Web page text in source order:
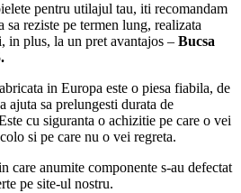
pentru utilajul tau, iti recomandam
sa reziste pe termen lung, realizata
in plus, la un pret avantajos – Bucsa
in Europa este o piesa fiabila, de
ajuta sa prelungesti durata de
cu siguranta o achizitie pe care o vei
si pe care nu o vei regreta.
care anumite componente s-au defectat
pe site-ul nostru.